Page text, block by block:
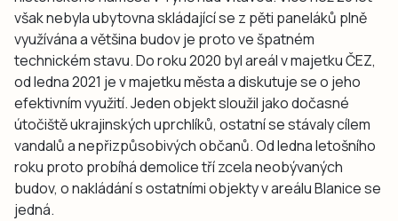
však nebyla ubytovna skládající se z pěti paneláků plně
využívána a většina budov je proto ve špatném
technickém stavu. Do roku 2020 byl areál v majetku ČEZ,
od ledna 2021 je v majetku města a diskutuje se o jeho
efektivním využití. Jeden objekt sloužil jako dočasné
útočiště ukrajinských uprchlíků, ostatní se stávaly cílem
vandalů a nepřizpůsobivých občanů. Od ledna letošního
roku proto probíhá demolice tří zcela neobývaných
budov, o nakládání s ostatními objekty v areálu Blanice se
jedná.